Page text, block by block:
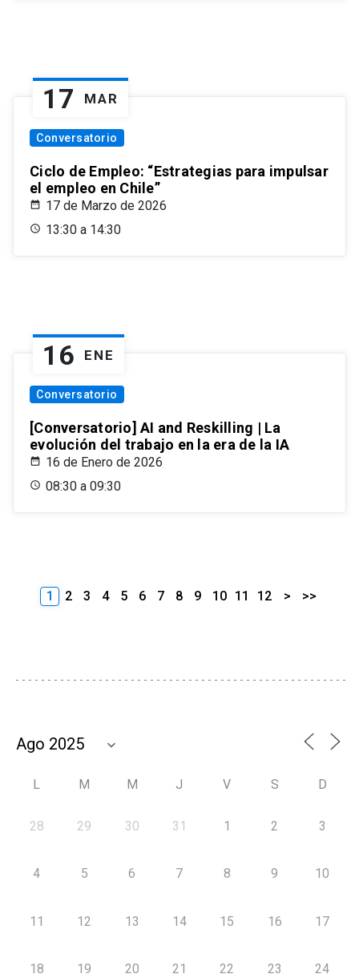
17 MAR
Conversatorio
Ciclo de Empleo: “Estrategias para impulsar
el empleo en Chile”
17 de Marzo de 2026
13:30 a 14:30
16 ENE
Conversatorio
[Conversatorio] AI and Reskilling | La
evolución del trabajo en la era de la IA
16 de Enero de 2026
08:30 a 09:30
1 2 3 4 5 6 7 8 9 10 11 12 > >>
L M M J V S D
28 29 30 31 1 2 3
4 5 6 7 8 9 10
11 12 13 14 15 16 17
18 19 20 21 22 23 24